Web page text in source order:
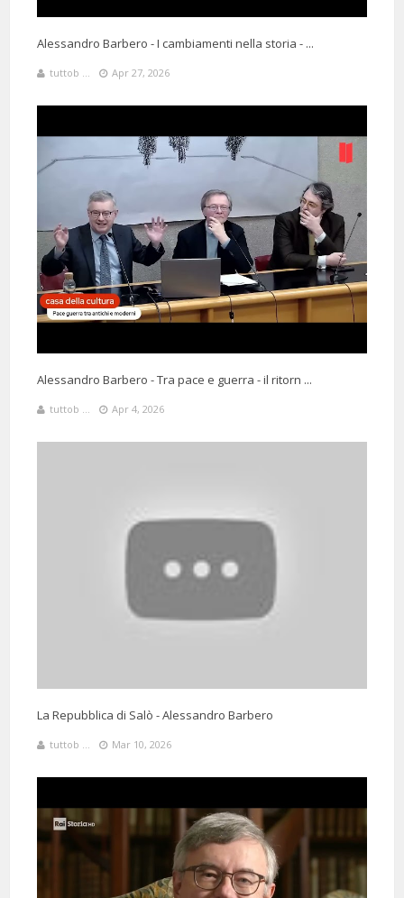
1 Months 26 Days 23 Minutes ago
grazie professor Barbero
@Arizona77549Said: 3 Months 25 Days 4 Hours 8 Minutes ago
Alessandro Barbero patrimonio dell'umanità e orgoglio"raro"Italiano
@kukitaXPSaid: 1 Months 18 Days 6 Hours 11 Minutes ago
Ammiriamo, rispettiamo e amiamo 😻💗
Alessandro Barbero - I cambiamenti nella storia - ...
tuttob ... Apr 27, 2026
Alessandro Barbero - Tra pace e guerra - il ritorn ...
tuttob ... Apr 4, 2026
La Repubblica di Salò - Alessandro Barbero
tuttob ... Mar 10, 2026